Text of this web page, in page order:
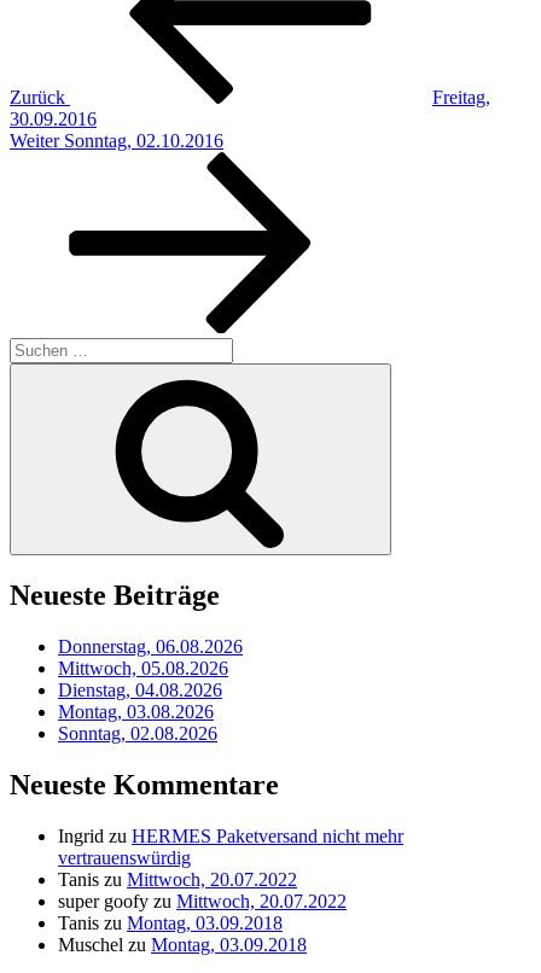
Zurück
Freitag,
30.09.2016
Nächster
Weiter Sonntag, 02.10.2016
Suchen
nach:
Neueste Beiträge
Donnerstag, 06.08.2026
Mittwoch, 05.08.2026
Dienstag, 04.08.2026
Montag, 03.08.2026
Sonntag, 02.08.2026
Neueste Kommentare
Ingrid zu HERMES Paketversand nicht mehr
vertrauenswürdig
Tanis zu Mittwoch, 20.07.2022
super goofy zu Mittwoch, 20.07.2022
Tanis zu Montag, 03.09.2018
Muschel zu Montag, 03.09.2018